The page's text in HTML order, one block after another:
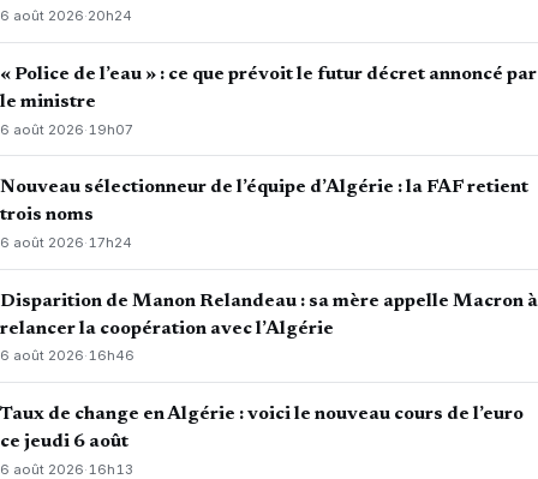
6 août 2026·20h24
« Police de l’eau » : ce que prévoit le futur décret annoncé par
le ministre
6 août 2026· 19h07
Nouveau sélectionneur de l’équipe d’Algérie : la FAF retient
trois noms
6 août 2026·17h24
Disparition de Manon Relandeau : sa mère appelle Macron à
relancer la coopération avec l’Algérie
6 août 2026·16h46
Taux de change en Algérie : voici le nouveau cours de l’euro
ce jeudi 6 août
6 août 2026·16h13